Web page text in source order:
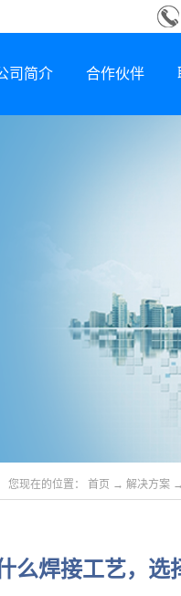
司简介 合作伙伴
您现在的位置： 首页 → 解决方案 →
么焊接工艺，选